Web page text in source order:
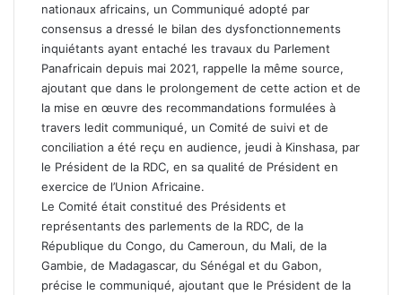
nationaux africains, un Communiqué adopté par
consensus a dressé le bilan des dysfonctionnements
inquiétants ayant entaché les travaux du Parlement
Panafricain depuis mai 2021, rappelle la même source,
ajoutant que dans le prolongement de cette action et de
la mise en œuvre des recommandations formulées à
travers ledit communiqué, un Comité de suivi et de
conciliation a été reçu en audience, jeudi à Kinshasa, par
le Président de la RDC, en sa qualité de Président en
exercice de l’Union Africaine.
Le Comité était constitué des Présidents et
représentants des parlements de la RDC, de la
République du Congo, du Cameroun, du Mali, de la
Gambie, de Madagascar, du Sénégal et du Gabon,
précise le communiqué, ajoutant que le Président de la